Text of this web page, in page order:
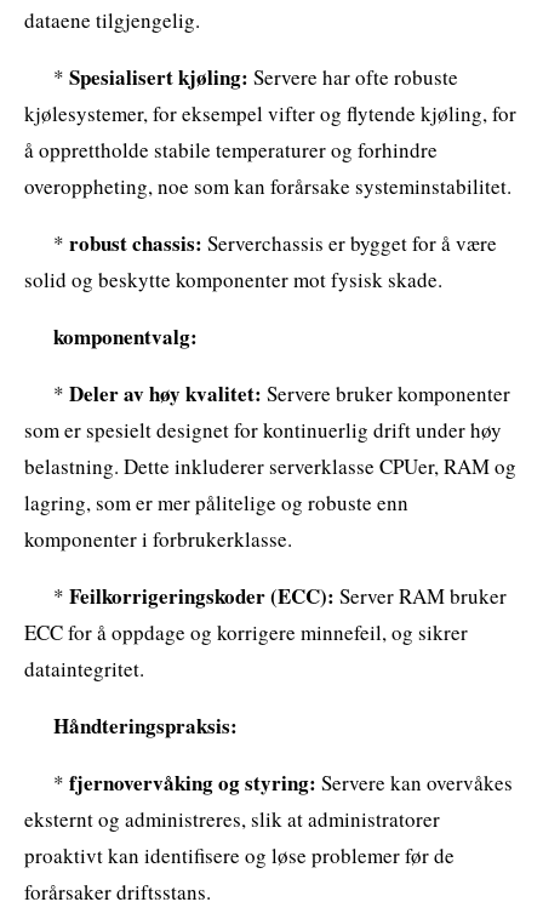
dataene tilgjengelig.
* Spesialisert kjøling: Servere har ofte robuste
kjølesystemer, for eksempel vifter og flytende kjøling, for
å opprettholde stabile temperaturer og forhindre
overoppheting, noe som kan forårsake systeminstabilitet.
* robust chassis: Serverchassis er bygget for å være
solid og beskytte komponenter mot fysisk skade.
komponentvalg:
* Deler av høy kvalitet: Servere bruker komponenter
som er spesielt designet for kontinuerlig drift under høy
belastning. Dette inkluderer serverklasse CPUer, RAM og
lagring, som er mer pålitelige og robuste enn
komponenter i forbrukerklasse.
* Feilkorrigeringskoder (ECC): Server RAM bruker
ECC for å oppdage og korrigere minnefeil, og sikrer
dataintegritet.
Håndteringspraksis:
* fjernovervåking og styring: Servere kan overvåkes
eksternt og administreres, slik at administratorer
proaktivt kan identifisere og løse problemer før de
forårsaker driftsstans.